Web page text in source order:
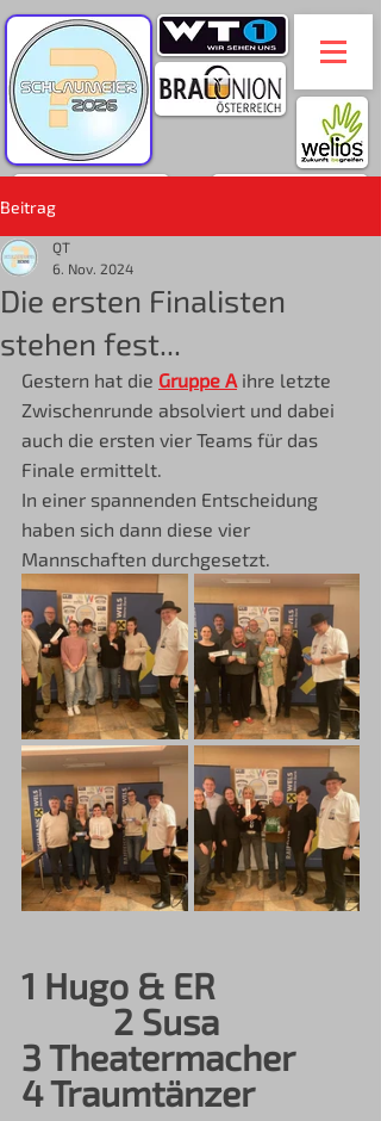
Beitrag
Die ersten Finalisten
stehen fest...
QT
6. Nov. 2024
Gestern hat die Gruppe A ihre letzte
Zwischenrunde absolviert und dabei
auch die ersten vier Teams für das
Finale ermittelt.
In einer spannenden Entscheidung
haben sich dann diese vier
Mannschaften durchgesetzt.
1 Hugo & ER
           2 Susa
3 Theatermacher
4 Traumtänzer